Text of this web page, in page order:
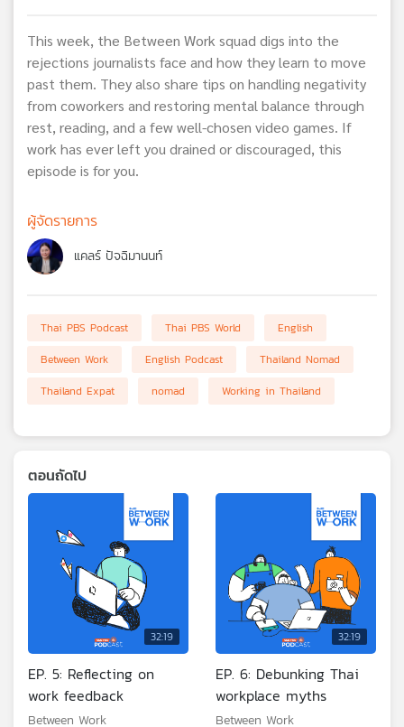
แผนที่
วิทยุ
เครือ
ข่าย
This week, the Between Work squad digs into the
rejections journalists face and how they learn to move
past them. They also share tips on handling negativity
from coworkers and restoring mental balance through
rest, reading, and a few well-chosen video games. If
work has ever left you drained or discouraged, this
episode is for you.
ผู้จัดรายการ
แคลร์ ปัจฉิมานนท์
Thai PBS Podcast Thai PBS World
English
Between Work
English Podcast
Thailand Nomad
Thailand Expat
nomad Working in Thailand
ตอนถัดไป
32:19
EP. 5: Reflecting on
work feedback
Between Work
32:19
EP. 6: Debunking Thai
workplace myths
Between Work